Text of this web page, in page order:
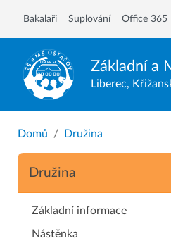
Základní a
Liberec,
Bakalaři Suplování Office 365
Domů Družina
Družina
Základní informace
Nástěnka